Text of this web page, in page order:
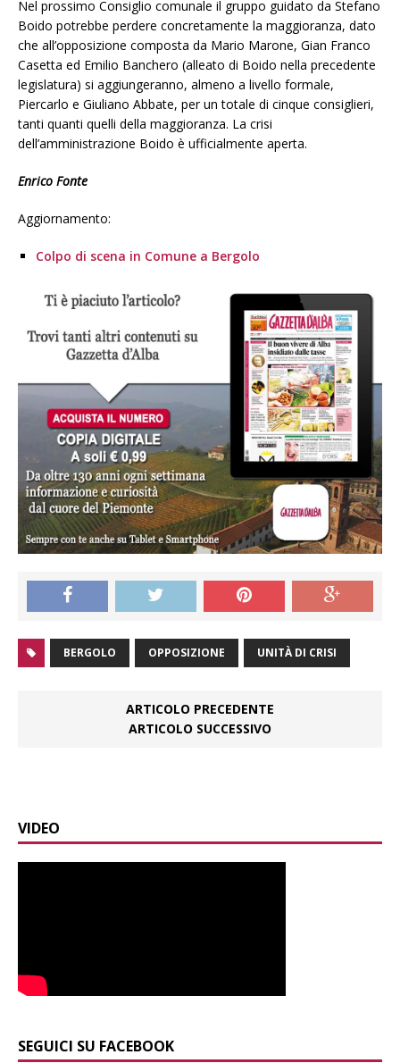
Nel prossimo Consiglio comunale il gruppo guidato da Stefano
Boido potrebbe perdere concretamente la maggioranza, dato
che all’opposizione composta da Mario Marone, Gian Franco
Casetta ed Emilio Banchero (alleato di Boido nella precedente
legislatura) si aggiungeranno, almeno a livello formale,
Piercarlo e Giuliano Abbate, per un totale di cinque consiglieri,
tanti quanti quelli della maggioranza. La crisi
dell’amministrazione Boido è ufficialmente aperta.
Enrico Fonte
Aggiornamento:
Colpo di scena in Comune a Bergolo
BERGOLO OPPOSIZIONE UNITÀ DI CRISI
ARTICOLO PRECEDENTE
ARTICOLO SUCCESSIVO
VIDEO
SEGUICI SU FACEBOOK